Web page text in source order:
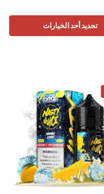
تحديد أحد الخيارات